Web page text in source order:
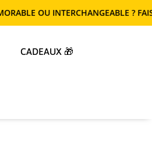
OU INTERCHANGEABLE ? FAIS LE
CADEAUX 🎁